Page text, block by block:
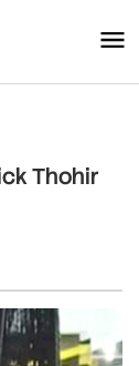
Thohir